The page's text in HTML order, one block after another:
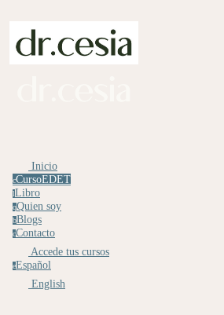
Inicio
cCursoEDET
lLibro
qQuien soy
bBlogs
cContacto
Accede tus cursos
eEspañol
English